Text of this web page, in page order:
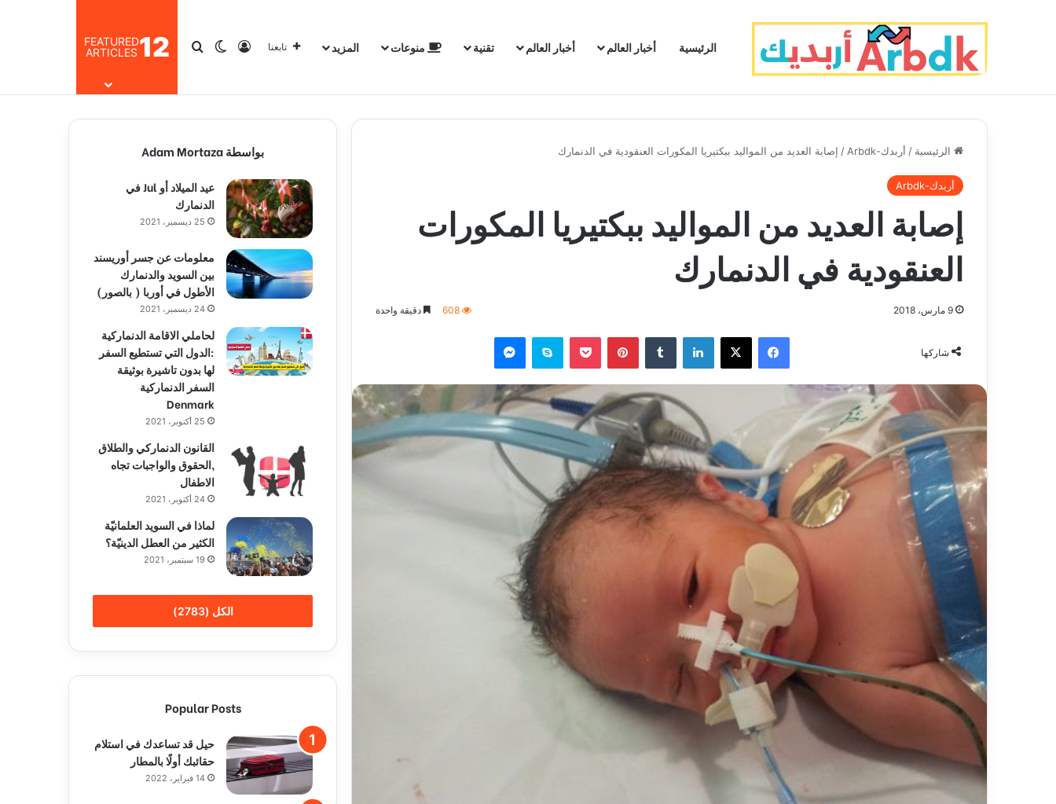
الرئيسية أخبار العالم أخبار العالم تقنية منوعات المزيد تابعنا تسجيل الدخول
الوضع المظلم
بحث عن12
FEATURED
ARTICLES
الرئيسية / أربدك-Arbdk / إصابة العديد من المواليد ببكتيريا المكورات العنقودية في الدنمارك
أربدك-Arbdk
إصابة العديد من المواليد ببكتيريا المكورات
العنقودية في الدنمارك
9 مارس، 2018 608 دقيقة واحدة
شاركها
فيسبوك ‫X لينكدإن بينتيريست سكايب
بواسطة Adam Mortaza
عيد الميلاد أو Jul في
الدنمارك
25 ديسمبر، 2021
معلومات عن جسر أوريسند
بين السويد والدنمارك
الأطول في أوربا ( بالصور)
24 ديسمبر، 2021
لحاملي الاقامة الدنماركية
:الدول التي تستطيع السفر
لها بدون تاشيرة بوثيقة
السفر الدنماركية
Denmark
25 أكتوبر، 2021
القانون الدنماركي والطلاق
,الحقوق والواجبات تجاه
الاطفال
24 أكتوبر، 2021
لماذا في السويد العلمانيّة
الكثير من العطل الدينيّة؟
19 سبتمبر، 2021
الكل (2783)
Popular Posts
حيل قد تساعدك في استلام
حقائبك أولًا بالمطار
14 فبراير، 2022